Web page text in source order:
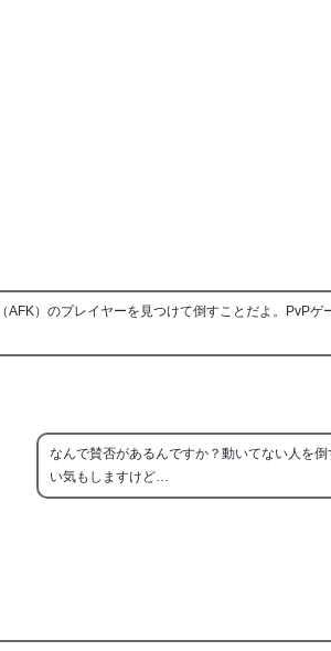
AFK）のプレイヤーを見つけて倒すことだよ。PvP
なんで賛否があるんですか？動いてない人を
い気もしますけど…